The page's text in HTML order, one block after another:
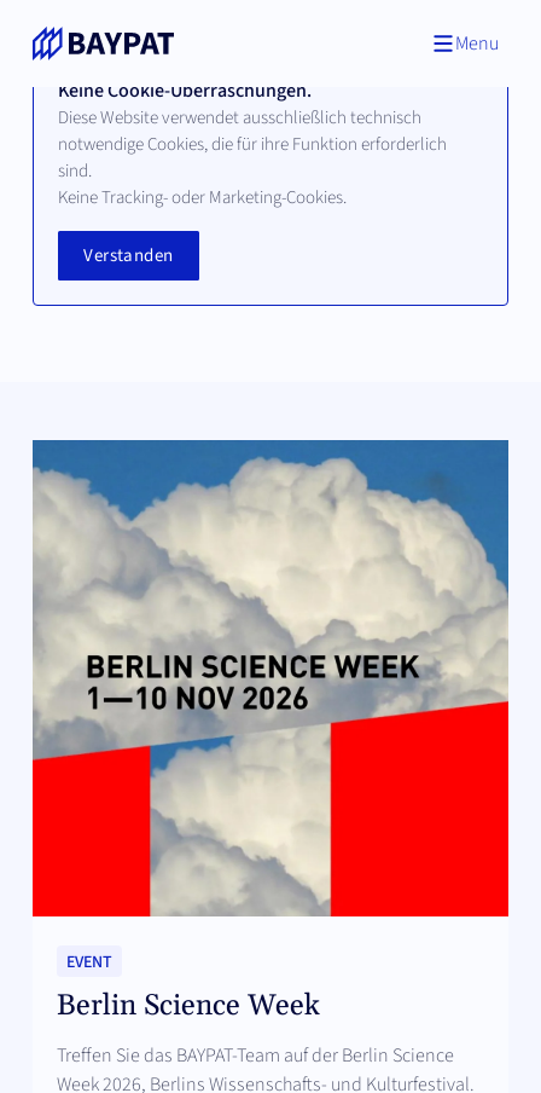
Keine Cookie-Überraschungen.
Diese Website verwendet ausschließlich technisch
notwendige Cookies, die für ihre Funktion erforderlich
sind.
Keine Tracking- oder Marketing-Cookies.
Verstanden
Menu
News & Events
Treffen Sie unser Team auf Fachmessen, bei
EVENT
Berlin Science Week
Treffen Sie das BAYPAT-Team auf der Berlin Science
Week 2026, Berlins Wissenschafts- und Kulturfestival.